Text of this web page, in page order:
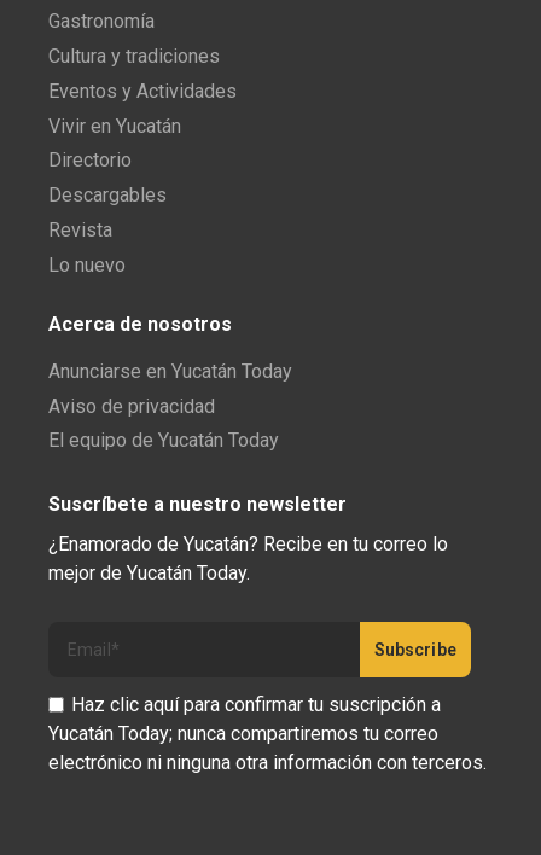
Gastronomía
Cultura y tradiciones
Eventos y Actividades
Vivir en Yucatán
Directorio
Descargables
Revista
Lo nuevo
Acerca de nosotros
Anunciarse en Yucatán Today
Aviso de privacidad
El equipo de Yucatán Today
Suscríbete a nuestro newsletter
¿Enamorado de Yucatán? Recibe en tu correo lo
mejor de Yucatán Today.
Haz clic aquí para confirmar tu suscripción a
Yucatán Today; nunca compartiremos tu correo
electrónico ni ninguna otra información con terceros.